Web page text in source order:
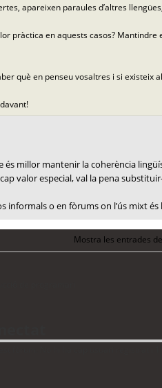
apareixen paraules d’altres
pràctica en aquests casos?
què en penseu vosaltres i si existeix
és millor mantenir la coherència
valor especial, val la pena
informals o en fòrums on l’ús mixt
Mostra les entrades